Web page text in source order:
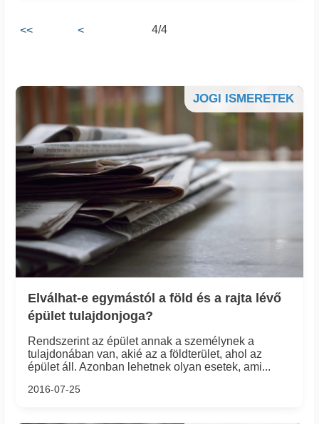
<< < 4/4
JOGI ISMERETEK
Elválhat-e egymástól a föld és a rajta lévő
épület tulajdonjoga?
Rendszerint az épület annak a személynek a
tulajdonában van, akié az a földterület, ahol az
épület áll. Azonban lehetnek olyan esetek, ami...
2016-07-25